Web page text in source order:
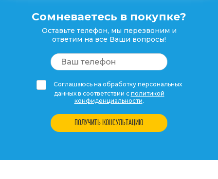
Сомневаетесь в покупке?
Оставьте телефон, мы перезвоним и
ответим на все Ваши вопросы!
Соглашаюсь на обработку персональных
данных в соответствии с политикой
конфиденциальности.
ПОЛУЧИТЬ КОНСУЛЬТАЦИЮ